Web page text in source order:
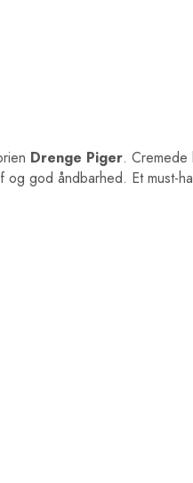
Drenge Piger.
god åndbarhed. Et must-